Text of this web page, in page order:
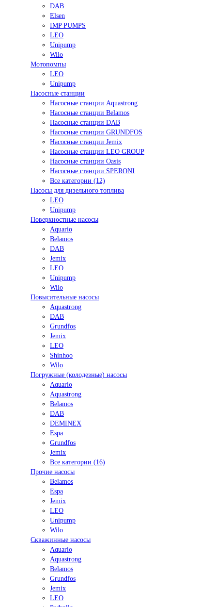
DAB
Elsen
IMP PUMPS
LEO
Unipump
Wilo
Мотопомпы
LEO
Unipump
Насосные станции
Насосные станции Aquastrong
Насосные станции Belamos
Насосные станции DAB
Насосные станции GRUNDFOS
Насосные станции Jemix
Насосные станции LEO GROUP
Насосные станции Oasis
Насосные станции SPERONI
Все категории (12)
Насосы для дизельного топлива
LEO
Unipump
Поверхностные насосы
Aquario
Belamos
DAB
Jemix
LEO
Unipump
Wilo
Повысительные насосы
Aquastrong
DAB
Grundfos
Jemix
LEO
Shinhoo
Wilo
Погружные (колодезные) насосы
Aquario
Aquastrong
Belamos
DAB
DEMINEX
Espa
Grundfos
Jemix
Все категории (16)
Прочие насосы
Belamos
Espa
Jemix
LEO
Unipump
Wilo
Скважинные насосы
Aquario
Aquastrong
Belamos
Grundfos
Jemix
LEO